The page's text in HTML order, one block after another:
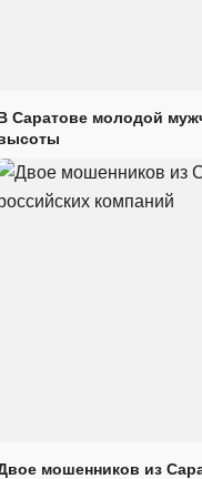
Саратове молодой
мошенников из